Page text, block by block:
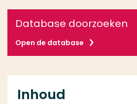
Database doorzoeken
Open de database
Inhoud